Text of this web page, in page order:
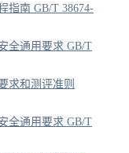
指南 GB/T 38674-
全通用要求 GB/T
求和测评准则
全通用要求 GB/T